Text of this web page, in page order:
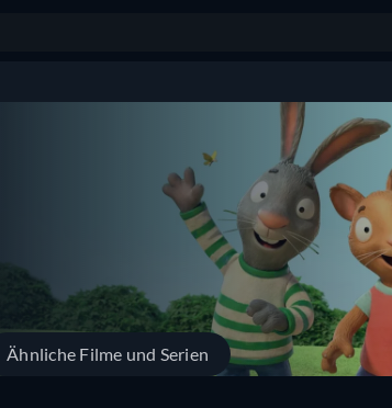
Ähnliche Filme und Serien